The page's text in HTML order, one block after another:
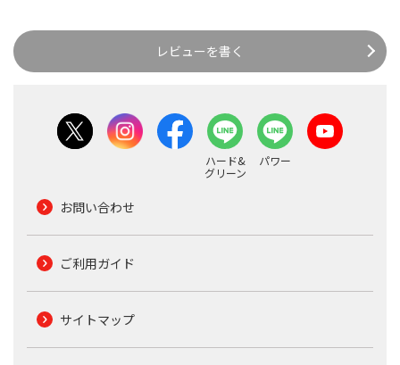
レビューを書く
ハード&
グリーン
パワー
お問い合わせ
ご利用ガイド
サイトマップ